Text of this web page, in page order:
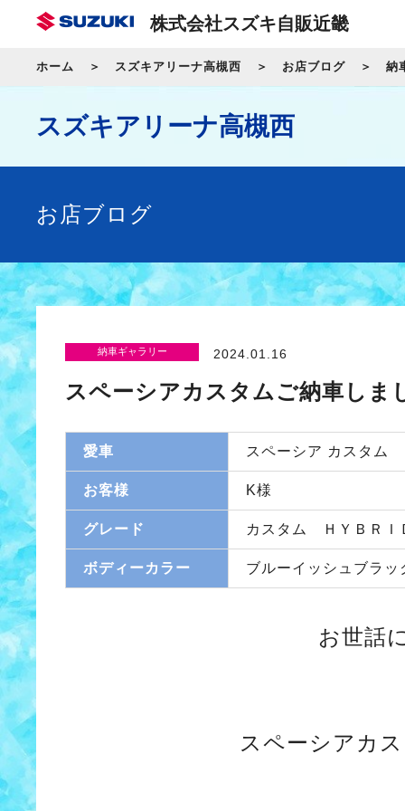
株式会社スズキ自販近畿
ホーム スズキアリーナ高槻西 お店ブログ 納
スズキアリーナ高槻西
お店ブログ
納車ギャラリー 2024.01.16
スペーシアカスタムご納車しま
愛車 スペーシア カスタム
お客様 K様
グレード カスタム ＨＹＢＲ
ボディーカラー ブルーイッシュブラッ
お世話
スペーシアカ